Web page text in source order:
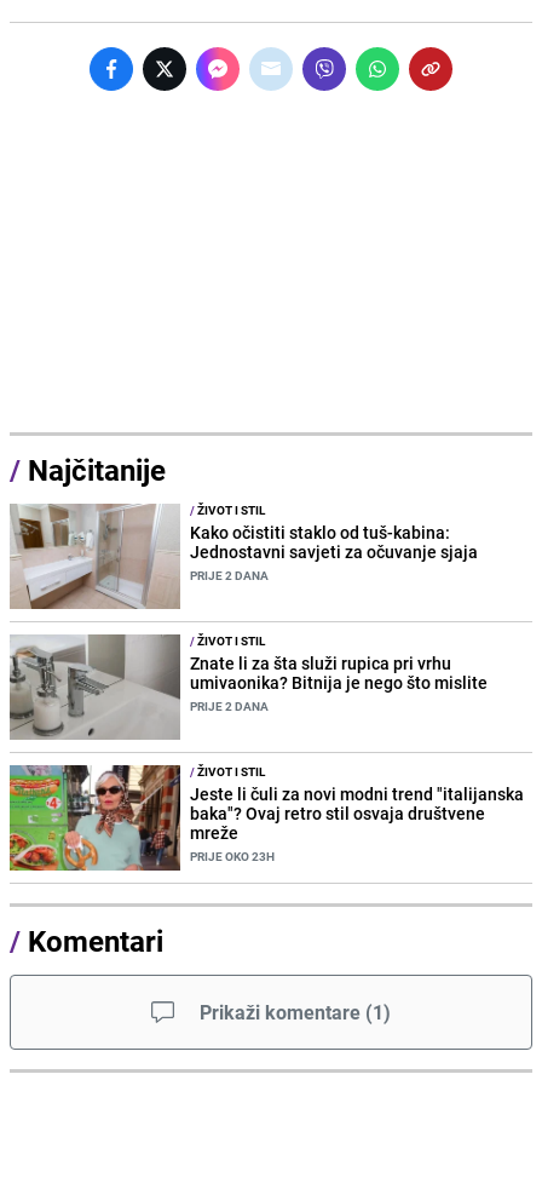
/ Najčitanije
/ŽIVOT I STIL
Kako očistiti staklo od tuš-kabina:
Jednostavni savjeti za očuvanje sjaja
PRIJE 2 DANA
/ŽIVOT I STIL
Znate li za šta služi rupica pri vrhu
umivaonika? Bitnija je nego što mislite
PRIJE 2 DANA
/ŽIVOT I STIL
Jeste li čuli za novi modni trend "italijanska
baka"? Ovaj retro stil osvaja društvene
mreže
PRIJE OKO 23H
/ Komentari
Prikaži komentare (1)